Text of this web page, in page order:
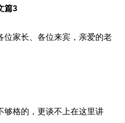
篇3
位家长、各位来宾，亲爱的老
够格的，更谈不上在这里讲